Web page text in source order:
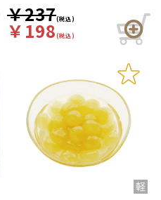
ジーオープン缶。
￥237(税込)
￥198(税込)